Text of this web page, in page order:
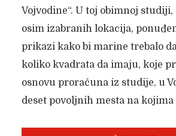
Vojvodine“. U toj obimnoj studiji,
osim izabranih lokacija,
prikazi kako bi marine trebalo
koliko kvadrata da imaju, koje
osnovu proračuna iz studije, u
deset povoljnih mesta na kojima